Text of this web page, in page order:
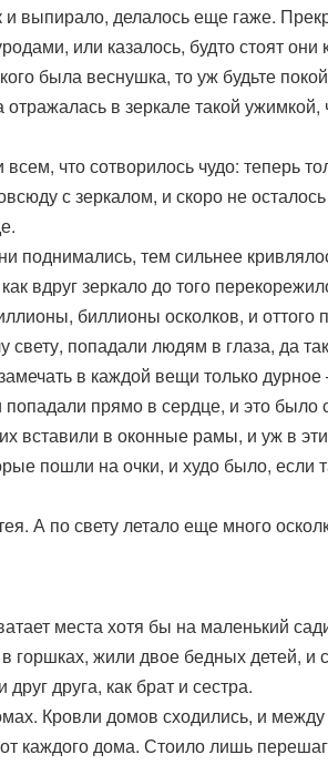
и выпирало, делалось еще гаже.
или казалось, будто стоят они
была веснушка, то уж будьте
в зеркале такой ужимкой,
что сотворилось чудо: теперь
с зеркалом, и скоро не
тем сильнее
вдруг зеркало до того
биллионы осколков, и
попадали людям в глаза, да
в каждой вещи только
прямо в сердце, и это было
вставили в оконные рамы, и уж в
пошли на очки, и худо было, если
А по свету летало еще много
места хотя бы на маленький
горшках, жили двое бедных детей, и
друга, как брат и сестра.
Кровли домов сходились, и
каждого дома. Стоило лишь